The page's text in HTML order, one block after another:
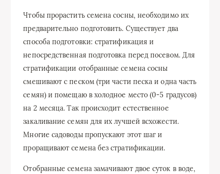
Чтобы прорастить семена сосны, необходимо их
предварительно подготовить. Существует два
способа подготовки: стратификация и
непосредственная подготовка перед посевом. Для
стратификации отобранные семена сосны
смешивают с песком (три части песка и одна часть
семян) и помещаю в холодное место (0-5 градусов)
на 2 месяца. Так происходит естественное
закаливание семян для их лучшей всхожести.
Многие садоводы пропускают этот шаг и
проращивают семена без стратификации.
Отобранные семена замачивают двое суток в воде,